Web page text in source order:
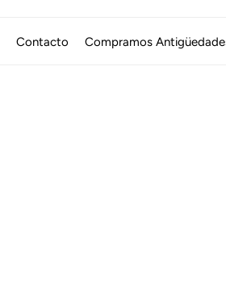
Contacto Compramos